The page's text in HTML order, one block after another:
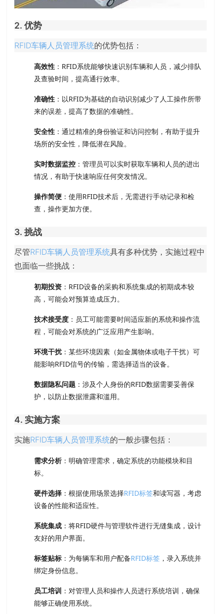
2. 优势
RFID车辆人员管理系统的优势包括：
高效性 ：RFID系统能够快速识别车辆和人员，减少排队
及查验时间，提高通行效率。
准确性 ：以RFID为基础的自动识别减少了人工操作所带
来的误差，提高了数据的准确性。
安全性 ：通过精准的身份验证和访问控制，有助于提升
场所的安全性，降低潜在风险。
实时数据监控 ：管理员可以实时获取车辆和人员的进出
情况，有助于快速响应任何突发情况。
操作简便 ：使用RFID技术后，无需进行手动记录和检
查，操作更加方便。
3. 挑战
尽管RFID车辆人员管理系统具有多种优势，实施过程中
也面临一些挑战：
初期投资 ：RFID设备的采购和系统集成的初期成本较
高，可能会对预算造成压力。
技术接受度 ：员工可能需要时间适应新的系统和操作流
程，可能会对系统的广泛应用产生影响。
环境干扰：某些环境因素（如金属物体或电子干扰）可
能影响RFID信号的传输，需选择适当的设备。
数据隐私问题 ：涉及个人身份的RFID数据需要妥善保
护，以防止数据泄露和滥用。
4. 实施方案
实施RFID车辆人员管理系统的一般步骤包括：
需求分析：明确管理需求，确定系统的功能模块和目
标。
硬件选择 ：根据使用场景选择RFID标签和读写器，考虑
设备的性能和适应性。
系统集成 ：将RFID硬件与管理软件进行无缝集成，设计
友好的用户界面。
标签贴标 ：为每辆车和用户配备RFID标签 ，录入系统并
绑定身份信息。
员工培训 ：对管理人员和操作人员进行系统培训，确保
能够正确使用系统。